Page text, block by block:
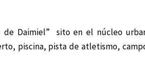
de Daimiel” sito en el núcleo
piscina, pista de atletismo,